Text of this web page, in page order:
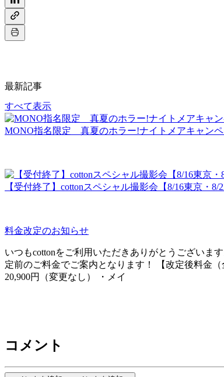
最新記事
すべて表示
MONO指名限定 真夏のホラー!ナイトメアキャンペ
【受付終了】cottonスペシャル撮影会【8/16東京・8/
料金改定のお知らせ
いつもcottonをご利用いただきありがとうございま
定前のご料金でご案内となります！ 【改定後料金
20,900円（変更なし） ・メイ
コメント